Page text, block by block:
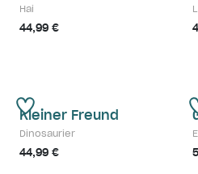
Hai
44,99 €
Kleiner Freund
Dinosaurier
44,99 €